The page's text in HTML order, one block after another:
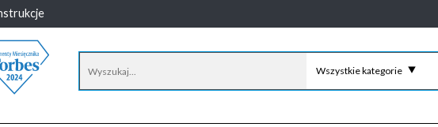
Wszystkie kategorie